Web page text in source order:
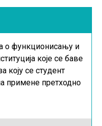
о функционисању и
које се баве
коју се студент
примене претходно